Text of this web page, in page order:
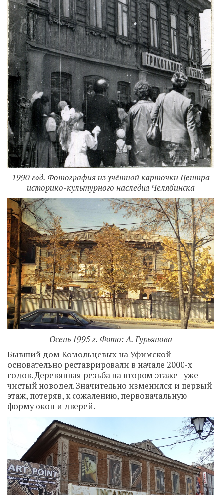
1990 год. Фотография из учётной карточки Центра
историко-культурного наследия Челябинска
Осень 1995 г. Фото: А. Гурьянова
Бывший дом Комольцевых на Уфимской
основательно реставрировали в начале 2000-х
годов. Деревянная резьба на втором этаже - уже
чистый новодел. Значительно изменился и первый
этаж, потеряв, к сожалению, первоначальную
форму окон и дверей.